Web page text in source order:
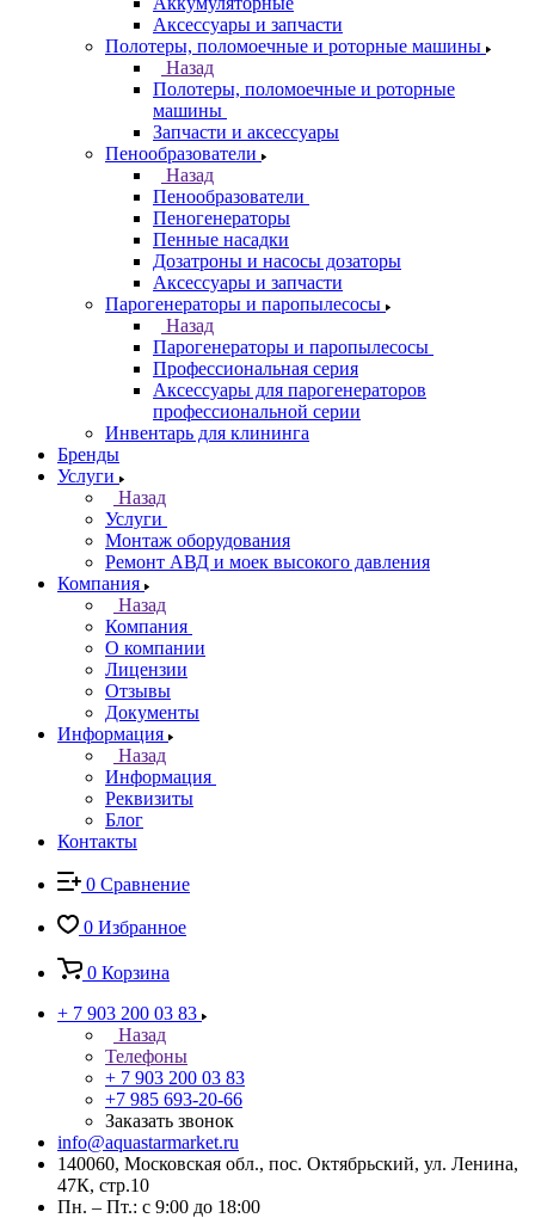
Аксессуары и запчасти
Полотеры, поломоечные и роторные машины
Назад
Полотеры, поломоечные и роторные
машины
Запчасти и аксессуары
Пенообразователи
Назад
Пенообразователи
Пеногенераторы
Пенные насадки
Дозатроны и насосы дозаторы
Аксессуары и запчасти
Парогенераторы и паропылесосы
Назад
Парогенераторы и паропылесосы
Профессиональная серия
Аксессуары для парогенераторов
профессиональной серии
Инвентарь для клининга
Бренды
Услуги
Назад
Услуги
Монтаж оборудования
Ремонт АВД и моек высокого давления
Компания
Назад
Компания
О компании
Лицензии
Отзывы
Документы
Информация
Назад
Информация
Реквизиты
Блог
Контакты
0 Сравнение
0 Избранное
0 Корзина
+ 7 903 200 03 83
Назад
Телефоны
+ 7 903 200 03 83
+7 985 693-20-66
Заказать звонок
info@aquastarmarket.ru
140060, Московская обл., пос. Октябрьский, ул. Ленина,
47К, стр.10
Пн. – Пт.: с 9:00 до 18:00